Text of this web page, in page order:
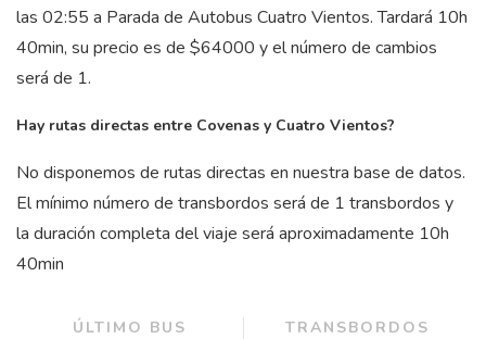
las 02:55 a Parada de Autobus Cuatro Vientos. Tardará 10h
40min, su precio es de $64000 y el número de cambios
será de 1.
Hay rutas directas entre Covenas y Cuatro Vientos?
No disponemos de rutas directas en nuestra base de datos.
El mínimo número de transbordos será de 1 transbordos y
la duración completa del viaje será aproximadamente 10h
40min
ÚLTIMO BUS TRANSBORDOS